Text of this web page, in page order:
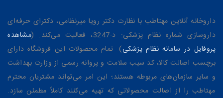
داروخانه آنلاین مهتاطب با نظارت دکتر رویا میرنظامی، دکترای حرفه‌ای
داروسازی شماره نظام پزشکی: د-3247، فعالیت می‌کند. (
مشاهده
پروفایل در سامانه نظام پزشکی). تمام محصولات این فروشگاه دارای
برچسب اصالت کالا، کد سیب سلامت و پروانه رسمی از وزارت بهداشت
و سایر سازمان‌های مربوطه هستند؛ این امر می‌تواند مشتریان محترم
مهتاطب را از اصالت محصولاتی که تهیه می‌کنند کاملاً مطمئن سازد.